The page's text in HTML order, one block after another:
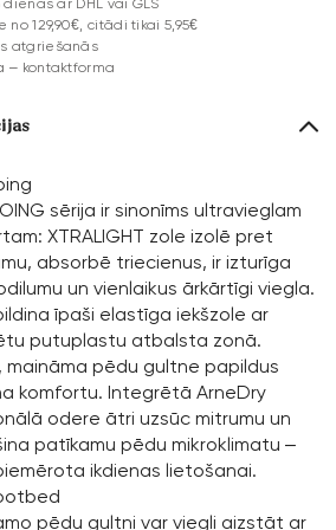
ar DHL vai GLS
129,90€, citādi tikai 5,95€
atgriešanās
– kontaktforma
sērija ir sinonīms ultravieglam
XTRALIGHT zole izolē pret
absorbē triecienus, ir izturīga
un vienlaikus ārkārtīgi viegla.
īpaši elastīga iekšzole ar
putuplastu atbalsta zonā.
maināma pēdu gultne papildus
komfortu. Integrētā ArneDry
odere ātri uzsūc mitrumu un
patīkamu pēdu mikroklimatu –
ikdienas lietošanai.
pēdu gultni var viegli aizstāt ar